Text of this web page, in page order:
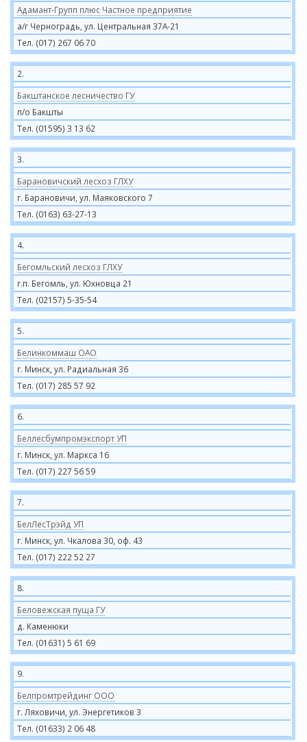
Адамант-Групп плюс Частное предприятие
а/г Черноградь, ул. Центральная 37А-21
Тел. (017) 267 06 70
2.
Бакштанское лесничество ГУ
п/о Бакшты
Тел. (01595) 3 13 62
3.
Барановичский лесхоз ГЛХУ
г. Барановичи, ул. Маяковского 7
Тел. (0163) 63-27-13
4.
Бегомльский лесхоз ГЛХУ
г.п. Бегомль, ул. Юхновца 21
Тел. (02157) 5-35-54
5.
Белинкоммаш ОАО
г. Минск, ул. Радиальная 36
Тел. (017) 285 57 92
6.
Беллесбумпромэкспорт УП
г. Минск, ул. Маркса 16
Тел. (017) 227 56 59
7.
БелЛесТрэйд УП
г. Минск, ул. Чкалова 30, оф. 43
Тел. (017) 222 52 27
8.
Беловежская пуща ГУ
д. Каменюки
Тел. (01631) 5 61 69
9.
Белпромтрейдинг ООО
г. Ляховичи, ул. Энергетиков 3
Тел. (01633) 2 06 48